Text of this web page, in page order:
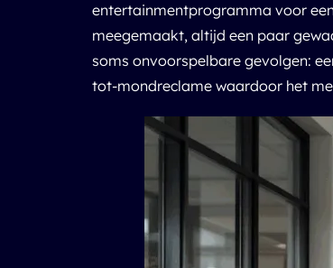
entertainmentprogramma voor
meegemaakt, altijd een paar
soms onvoorspelbare gevolgen:
tot-mondreclame waardoor het